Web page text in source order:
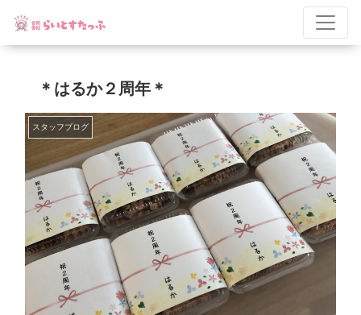
＊はるか２周年＊
スタッフブログ